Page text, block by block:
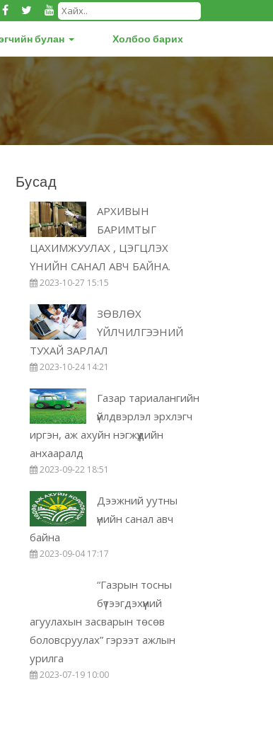
булан Холбоо барих
Бусад
АРХИВЫН
БАРИМТЫГ
ЦАХИМЖУУЛАХ , ЦЭГЦЛЭХ
ҮНИЙН САНАЛ АВЧ БАЙНА.
2023-10-27 15:15
ЗӨВЛӨХ
ҮЙЛЧИЛГЭЭНИЙ
ТУХАЙ ЗАРЛАЛ
2023-10-24 14:21
Газар тариалангийн
үйлдвэрлэл эрхлэгч
иргэн, аж ахуйн нэгжүүдийн
анхааралд
2023-09-22 18:51
Дээжний уутны
үнийн санал авч
байна
2023-09-04 17:17
“Газрын тосны
бүтээгдэхүүний
агуулахын засварын төсөв
боловсруулах” гэрээт ажлын
урилга
2023-07-19 10:00